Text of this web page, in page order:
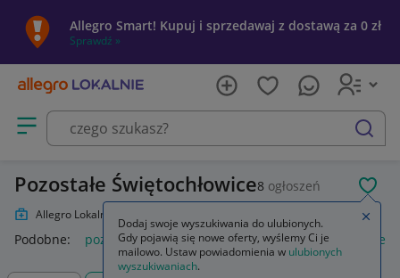
Allegro Smart! Kupuj i sprzedawaj z dostawą za 0 zł
Sprawdź »
Otwórz menu z kategoriami
szukaj
Pozostałe Świętochłowice8 ogłoszeń
Allegro Lokalnie
Podobne: pozostałe łóżka pozostałe pozostałe miasta i
Dodaj swoje wyszukiwania do ulubionych.
Gdy pojawią się nowe oferty, wyślemy Ci je
mailowo. Ustaw powiadomienia w ulubionych
wyszukiwaniach.